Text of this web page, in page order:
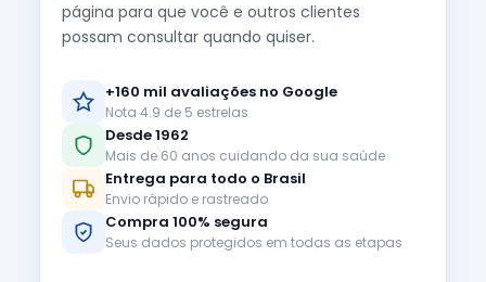
página para que você e outros clientes
possam consultar quando quiser.
+160 mil avaliações no Google
Nota 4.9 de 5 estrelas
Desde 1962
Mais de 60 anos cuidando da sua saúde
Entrega para todo o Brasil
Envio rápido e rastreado
Compra 100% segura
Seus dados protegidos em todas as etapas